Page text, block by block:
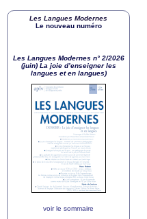
Les Langues Modernes
Le nouveau numéro
Les Langues Modernes n° 2/2026
(juin) La joie d’enseigner les
langues et en langues)
voir le sommaire